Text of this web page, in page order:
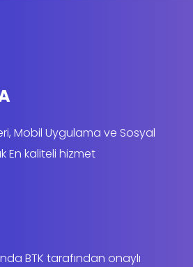
Mobil Uygulama ve Sosyal
En kaliteli hizmet
BTK tarafından onaylı